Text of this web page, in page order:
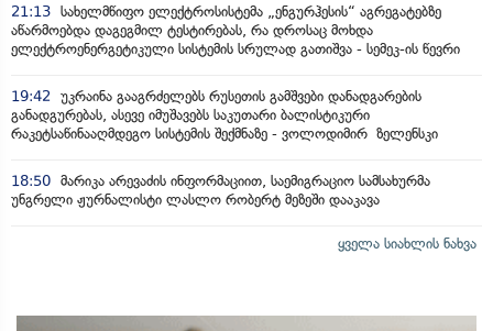
21:13 სახელმწიფო ელექტროსისტემა „ენგურჰესის“ აგრეგატებზე
აწარმოებდა დაგეგმილ ტესტირებას, რა დროსაც მოხდა
ელექტროენერგეტიკული სისტემის სრულად გათიშვა - სემეკ-ის წევრი
19:42 უკრაინა გააგრძელებს რუსეთის გამშვები დანადგარების
განადგურებას, ასევე იმუშავებს საკუთარი ბალისტიკური
რაკეტსაწინააღმდეგო სისტემის შექმნაზე - ვოლოდიმირ ზელენსკი
18:50 მარიკა არევაძის ინფორმაციით, საემიგრაციო სამსახურმა
უნგრელი ჟურნალისტი ლასლო რობერტ მეზეში დააკავა
ყველა სიახლის ნახვა